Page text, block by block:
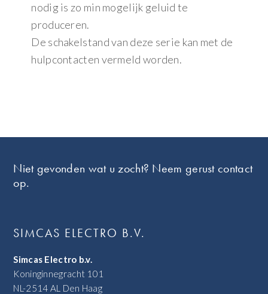
nodig is zo min mogelijk geluid te
produceren.
De schakelstand van deze serie kan met de
hulpcontacten vermeld worden.
Niet gevonden wat u zocht? Neem gerust contact
op.
SIMCAS ELECTRO B.V.
Simcas Electro b.v.
Koninginnegracht 101
NL-2514 AL Den Haag